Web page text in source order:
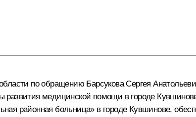
по обращению Барсукова Сергея
развития медицинской помощи в городе
районная больница» в городе Кувшинове,